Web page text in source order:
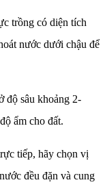
trồng có diện tích
nước dưới chậu để
độ sâu khoảng 2-
ẩm cho đất.
tiếp, hãy chọn vị
đều đặn và cung